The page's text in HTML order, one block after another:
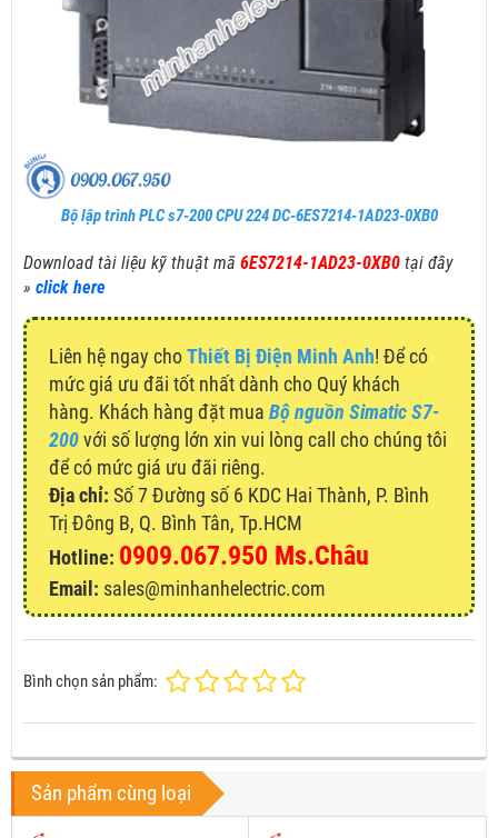
Bộ lập trình PLC s7-200 CPU 224 DC-6ES7214-1AD23-0XB0
Download tài liệu kỹ thuật mã 6ES7214-1AD23-0XB0 tại đây
» click here
Liên hệ ngay choThiết Bị Điện Minh Anh! Để có
mức giá ưu đãi tốt nhất dành cho Quý khách
hàng. Khách hàng đặt mua Bộ nguồn Simatic S7-
200với số lượng lớn xin vui lòng call cho chúng tôi
để có mức giá ưu đãi riêng.
Địa chỉ: Số 7 Đường số 6 KDC Hai Thành, P. Bình
Trị Đông B, Q. Bình Tân, Tp.HCM
Hotline: 0909.067.950 Ms.Châu
Email: sales@minhanhelectric.com
Bình chọn sản phẩm:
Sản phẩm cùng loại